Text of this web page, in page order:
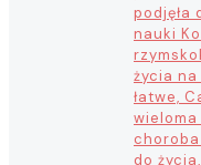
podjęła
nauki
życia na
łatwe,
do